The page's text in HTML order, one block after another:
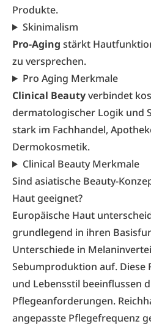
Produkte.
Skinimalism
Pro-Aging stärkt
zu versprechen.
Pro Aging Merkmale
Clinical Beautyverbindet
dermatologischer Logik und
stark im Fachhandel,
Dermokosmetik.
Clinical Beauty Merkmale
Sind asiatische Beauty-
Haut geeignet?
Europäische Haut
grundlegend in ihren
Unterschiede in
Sebumproduktion auf. Diese
und Lebensstil beeinflussen
Pflegeanforderungen.
angepasste Pflegefrequenz